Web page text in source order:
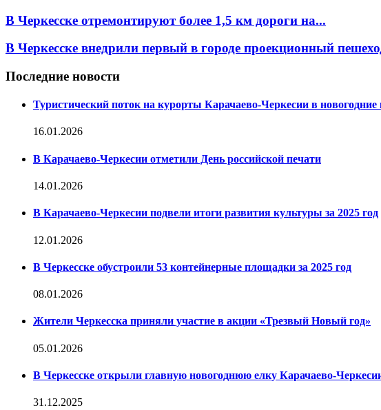
В Черкесске отремонтируют более 1,5 км дороги на...
В Черкесске внедрили первый в городе проекционный
Последние новости
Туристический поток на курорты Карачаево-Черкесии в
16.01.2026
В Карачаево-Черкесии отметили День российской печати
14.01.2026
В Карачаево-Черкесии подвели итоги развития культуры за 2025 год
12.01.2026
В Черкесске обустроили 53 контейнерные площадки за 2025 год
08.01.2026
Жители Черкесска приняли участие в акции «Трезвый Новый год»
05.01.2026
В Черкесске открыли главную новогоднюю елку Карачаево-
31.12.2025